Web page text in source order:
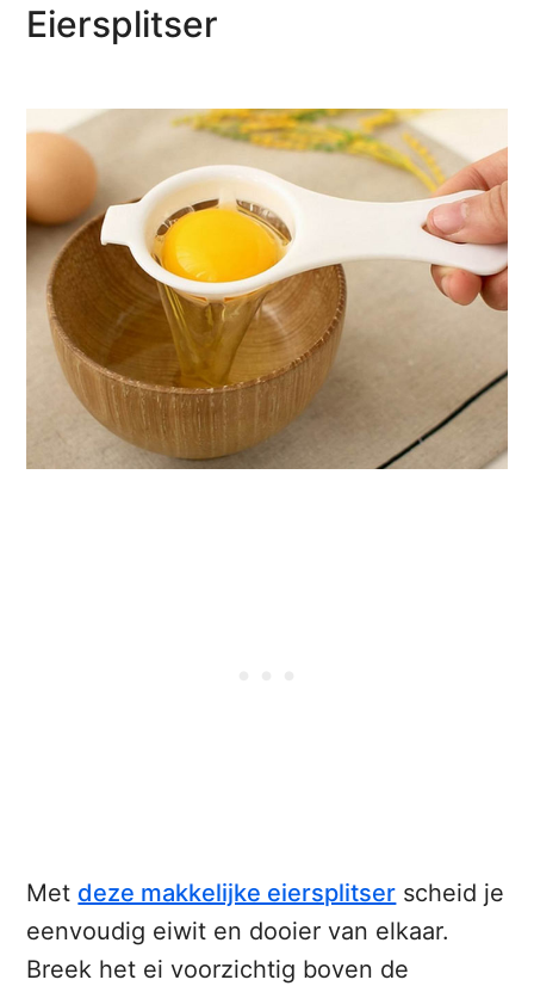
Eiersplitser
Met deze makkelijke eiersplitser scheid je
eenvoudig eiwit en dooier van elkaar.
Breek het ei voorzichtig boven de